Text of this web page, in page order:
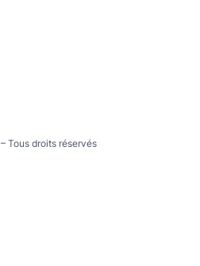
– Tous droits réservés